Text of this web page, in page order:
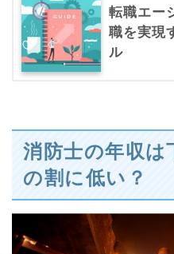
転職エー
職を実現
ル
消防士の年収は
の割に低い？